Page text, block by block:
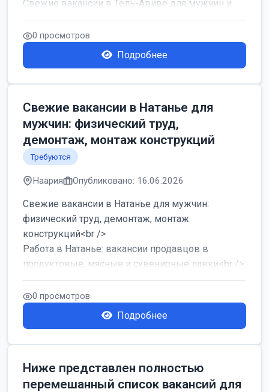
Свежие вакансии в Тель-Авиве для мужчин и
женщин от хозя...
0 просмотров
Подробнее
Свежие вакансии в Натанье для
мужчин: физический труд,
демонтаж, монтаж конструкций
Требуются
Наария Опубликовано: 16.06.2026
Свежие вакансии в Натанье для мужчин:
физический труд, демонтаж, монтаж
конструкций<br />
Работа в Натанье: вакансии продавцов в
продуктовые, мясные и сувенирные лавки<br />
Разнорабочий на сборку м...
0 просмотров
Подробнее
Ниже представлен полностью
перемешанный список вакансий для